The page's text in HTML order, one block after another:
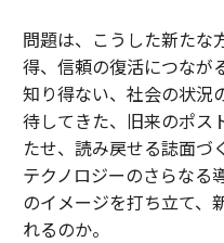
問題は、こうした新たな
得、信頼の復活につなが
知り得ない、社会の状況
待してきた、旧来のポス
たせ、読み戻せる誌面づ
テクノロジーのさらなる
のイメージを打ち立て、
れるのか。